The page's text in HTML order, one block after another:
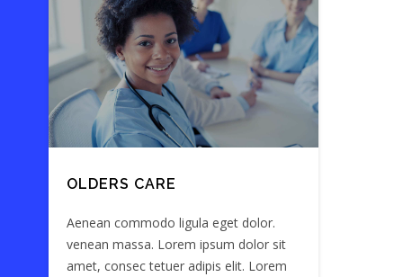
OLDERS CARE
Aenean commodo ligula eget dolor.
venean massa. Lorem ipsum dolor sit
amet, consec tetuer adipis elit. Lorem